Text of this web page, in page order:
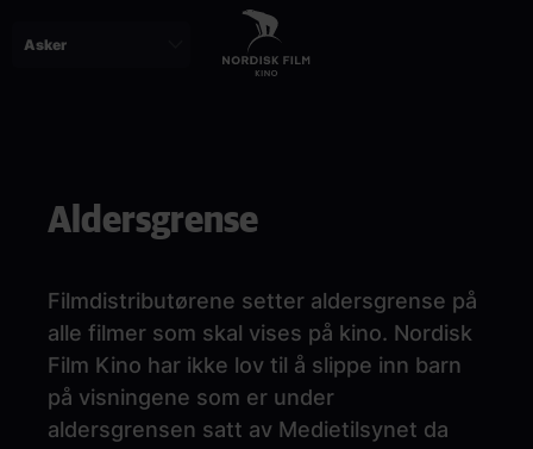
Aldersgrense
Filmdistributørene setter aldersgrense på
alle filmer som skal vises på kino. Nordisk
Film Kino har ikke lov til å slippe inn barn
på visningene som er under
aldersgrensen satt av Medietilsynet da